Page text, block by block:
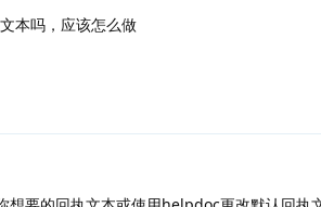
本吗，应该怎么做